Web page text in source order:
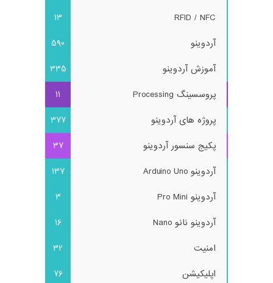
RFID / NFC
13
آردوینو
590
آموزش آردوینو
335
پروسسینگ Processing
11
پروژه های آردوینو
377
پکیج سنسور آردوینو
37
آردوینو Arduino Uno
137
آردوینو Pro Mini
3
آردوینو نانو Nano
16
امنیت
32
اپلیکیشن
76